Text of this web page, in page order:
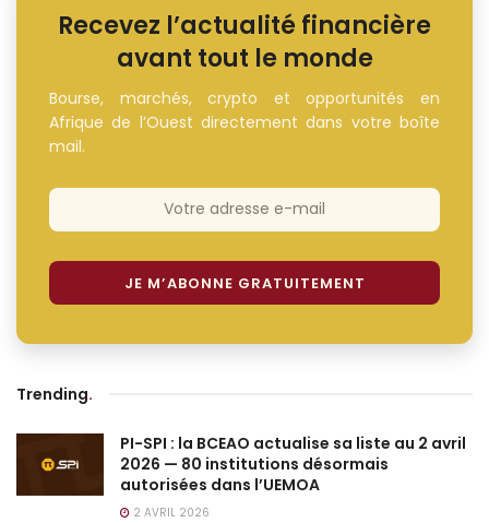
Recevez l’actualité financière
avant tout le monde
Bourse, marchés, crypto et opportunités en
Afrique de l’Ouest directement dans votre boîte
mail.
Trending.
PI-SPI : la BCEAO actualise sa liste au 2 avril
2026 — 80 institutions désormais
autorisées dans l’UEMOA
2 AVRIL 2026